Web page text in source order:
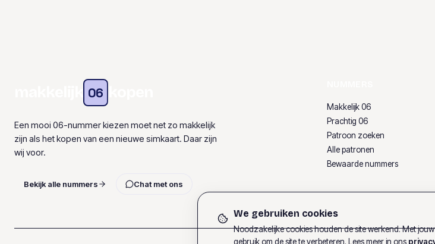
06
Een mooi 06-nummer kiezen moet net zo makkelijk
zijn als het kopen van een nieuwe simkaart. Daar zijn
wij voor.
Bekijk alle nummers Chat met ons
Makkelijk 06
Prachtig 06
Patroon zoeken
Alle patronen
Bewaarde nummers
We gebruiken cookies
Noodzakelijke cookies houden de site werkend. Met
gebruik om de site te verbeteren. Lees meer in ons